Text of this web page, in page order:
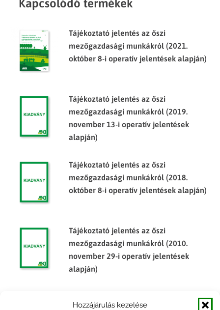
Hozzájárulás kezelése
Kapcsolódó termékek
Tájékoztató jelentés az őszi
mezőgazdasági munkákról (2021.
október 8-i operatív jelentések alapján)
Tájékoztató jelentés az őszi
mezőgazdasági munkákról (2019.
november 13-i operatív jelentések
alapján)
Tájékoztató jelentés az őszi
mezőgazdasági munkákról (2018.
október 8-i operatív jelentések alapján)
Tájékoztató jelentés az őszi
mezőgazdasági munkákról (2010.
november 29-i operatív jelentések
alapján)